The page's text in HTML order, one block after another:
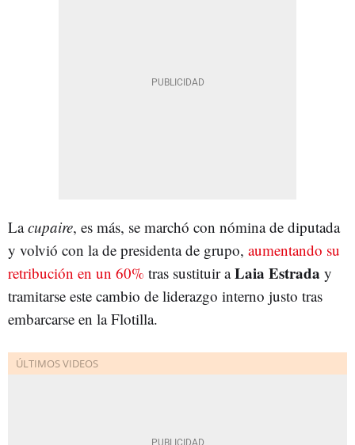
Lacupaire, es más, se marchó con nómina de diputada
y volvió con la de presidenta de grupo, aumentando su
retribución en un 60% tras sustituir aLaia Estrada y
tramitarse este cambio de liderazgo interno justo tras
embarcarse en la Flotilla.